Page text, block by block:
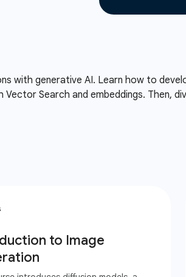
with generative AI. Learn how to
Search and embeddings. Then,